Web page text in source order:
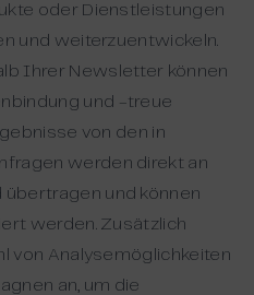
oder Dienstleistungen
und weiterzuentwickeln.
Ihrer Newsletter können
und -treue
von den in
werden direkt an
und können
werden. Zusätzlich
von Analysemöglichkeiten
an, um die